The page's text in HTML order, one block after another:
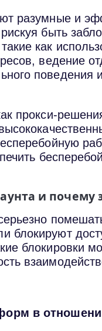
разумные и
быть
как
ведение
поведения
прокси-
и почему
блокируют
блокировки
в